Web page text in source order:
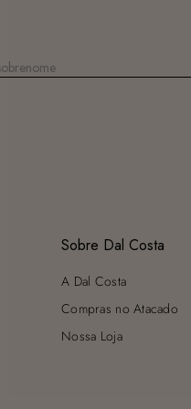
Sobre Dal Costa
A Dal Costa
Compras no Atacado
Nossa Loja